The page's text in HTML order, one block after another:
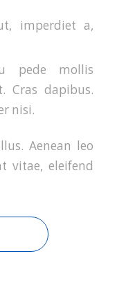
imperdiet a,
pede mollis
Cras dapibus.
nisi.
Aenean leo
vitae, eleifend